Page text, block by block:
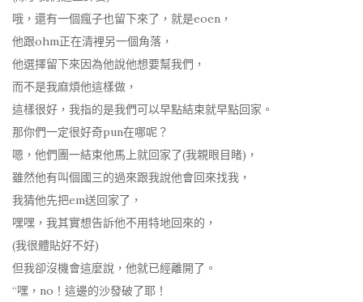
哦，還有一個瘋子也留下來了，就是eoen，
他跟ohm正在清裡另一個角落，
他選擇留下來因為他說他想要幫我們，
而不是我麻煩他這樣做，
這樣很好，我指的是我們可以早點結束就早點回家。
那你們一定很好奇pun在哪呢？
嗯，他們團一結束他馬上就回家了(我親眼目睹)，
雖然他有叫個國三的過來跟我說他會回來找我，
我猜他先把em送回家了，
嘿嘿，我其實想告訴他不用特地回來的，
(我很體貼好不好)
但我卻沒機會這麼說，他就已經離開了。
“嘿，no！這邊的沙發破了耶！